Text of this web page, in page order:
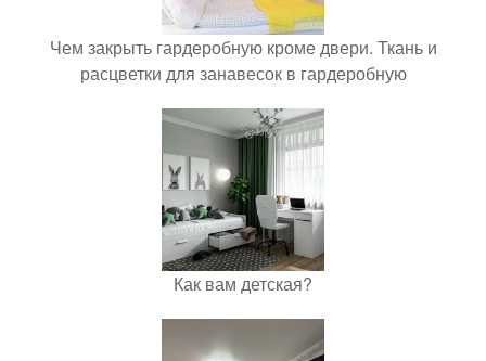
Чем закрыть гардеробную кроме двери. Ткань и
расцветки для занавесок в гардеробную
Как вам детская?